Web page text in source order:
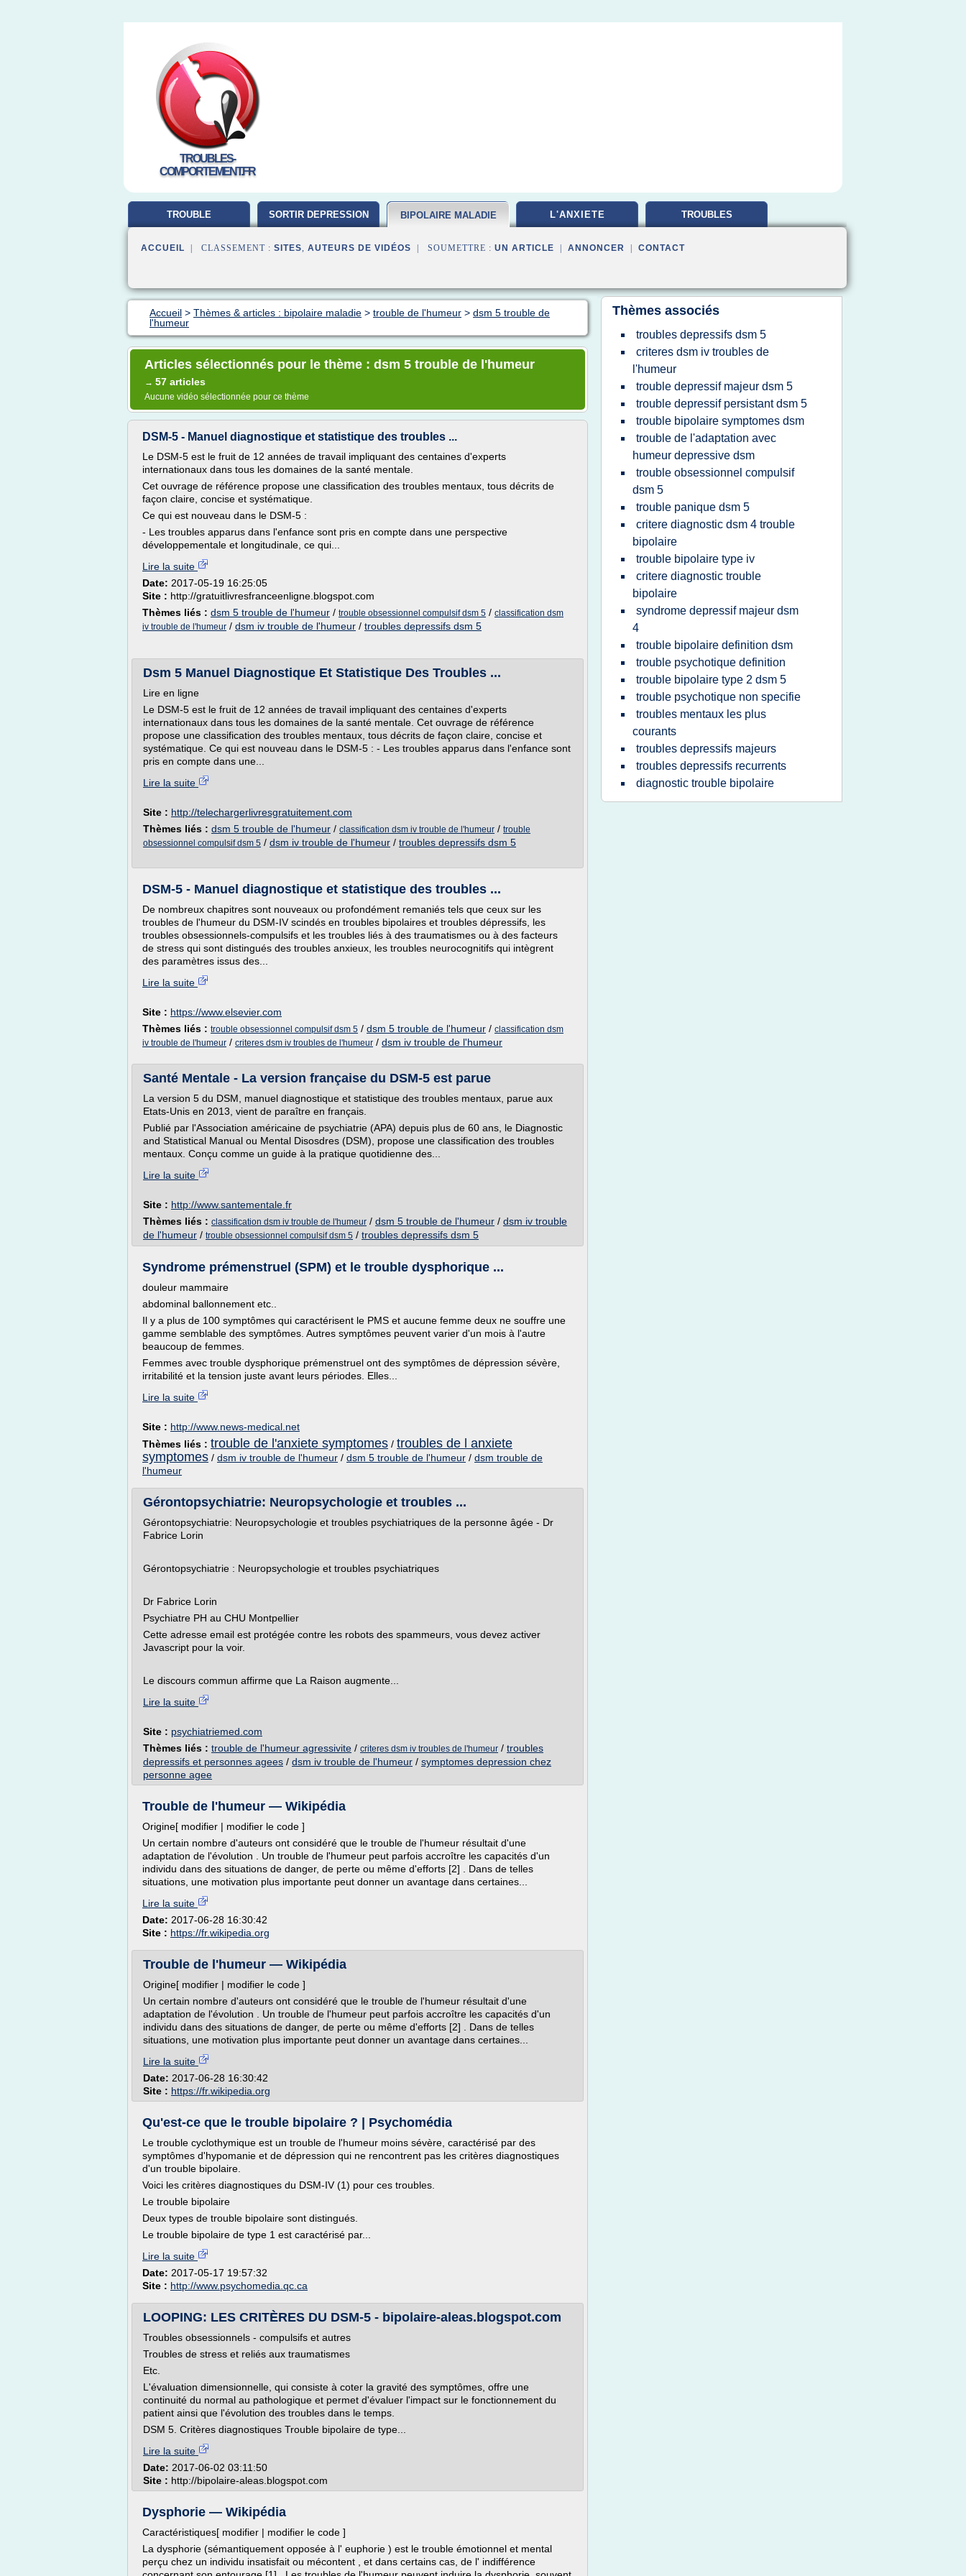
TROUBLES-
COMPORTEMENT.FR
TROUBLE SORTIR DEPRESSION BIPOLAIRE MALADIE L'ANXIETE TROUBLES
ACCUEIL | CLASSEMENT : SITES, AUTEURS DE VIDÉOS | SOUMETTRE : UN ARTICLE ANNONCER CONTACT
Accueil > Thèmes & articles : bipolaire maladie > trouble de l'humeur > dsm 5 trouble de
l'humeur
Articles sélectionnés pour le thème : dsm 5 trouble de l'humeur
→ 57 articles
Aucune vidéo sélectionnée pour ce thème
DSM-5 - Manuel diagnostique et statistique des troubles ...
Le DSM-5 est le fruit de 12 années de travail impliquant des centaines d'experts
internationaux dans tous les domaines de la santé mentale.
Cet ouvrage de référence propose une classification des troubles mentaux, tous décrits de
façon claire, concise et systématique.
Ce qui est nouveau dans le DSM-5 :
- Les troubles apparus dans l'enfance sont pris en compte dans une perspective
développementale et longitudinale, ce qui...
Lire la suite
Date: 2017-05-19 16:25:05
Site : http://gratuitlivresfranceenligne.blogspot.com
Thèmes liés : dsm 5 trouble de l'humeur / trouble obsessionnel compulsif dsm 5 / classification dsm
iv trouble de l'humeur / dsm iv trouble de l'humeur / troubles depressifs dsm 5
Dsm 5 Manuel Diagnostique Et Statistique Des Troubles ...
Lire en ligne
Le DSM-5 est le fruit de 12 années de travail impliquant des centaines d'experts
internationaux dans tous les domaines de la santé mentale. Cet ouvrage de référence
propose une classification des troubles mentaux, tous décrits de façon claire, concise et
systématique. Ce qui est nouveau dans le DSM-5 : - Les troubles apparus dans l'enfance sont
pris en compte dans une...
Lire la suite
Site : http://telechargerlivresgratuitement.com
Thèmes liés : dsm 5 trouble de l'humeur / classification dsm iv trouble de l'humeur / trouble
obsessionnel compulsif dsm 5 / dsm iv trouble de l'humeur / troubles depressifs dsm 5
DSM-5 - Manuel diagnostique et statistique des troubles ...
De nombreux chapitres sont nouveaux ou profondément remaniés tels que ceux sur les
troubles de l'humeur du DSM-IV scindés en troubles bipolaires et troubles dépressifs, les
troubles obsessionnels-compulsifs et les troubles liés à des traumatismes ou à des facteurs
de stress qui sont distingués des troubles anxieux, les troubles neurocognitifs qui intègrent
des paramètres issus des...
Lire la suite
Site : https://www.elsevier.com
Thèmes liés : trouble obsessionnel compulsif dsm 5 / dsm 5 trouble de l'humeur / classification dsm
iv trouble de l'humeur / criteres dsm iv troubles de l'humeur / dsm iv trouble de l'humeur
Santé Mentale - La version française du DSM-5 est parue
La version 5 du DSM, manuel diagnostique et statistique des troubles mentaux, parue aux
Etats-Unis en 2013, vient de paraître en français.
Publié par l'Association américaine de psychiatrie (APA) depuis plus de 60 ans, le Diagnostic
and Statistical Manual ou Mental Disosdres (DSM), propose une classification des troubles
mentaux. Conçu comme un guide à la pratique quotidienne des...
Lire la suite
Site : http://www.santementale.fr
Thèmes liés : classification dsm iv trouble de l'humeur / dsm 5 trouble de l'humeur / dsm iv trouble
de l'humeur / trouble obsessionnel compulsif dsm 5 / troubles depressifs dsm 5
Syndrome prémenstruel (SPM) et le trouble dysphorique ...
douleur mammaire
abdominal ballonnement etc..
Il y a plus de 100 symptômes qui caractérisent le PMS et aucune femme deux ne souffre une
gamme semblable des symptômes. Autres symptômes peuvent varier d'un mois à l'autre
beaucoup de femmes.
Femmes avec trouble dysphorique prémenstruel ont des symptômes de dépression sévère,
irritabilité et la tension juste avant leurs périodes. Elles...
Lire la suite
Site : http://www.news-medical.net
Thèmes liés : trouble de l'anxiete symptomes / troubles de l anxiete
symptomes / dsm iv trouble de l'humeur / dsm 5 trouble de l'humeur / dsm trouble de
l'humeur
Gérontopsychiatrie: Neuropsychologie et troubles ...
Gérontopsychiatrie: Neuropsychologie et troubles psychiatriques de la personne âgée - Dr
Fabrice Lorin
Gérontopsychiatrie : Neuropsychologie et troubles psychiatriques
Dr Fabrice Lorin
Psychiatre PH au CHU Montpellier
Cette adresse email est protégée contre les robots des spammeurs, vous devez activer
Javascript pour la voir.
Le discours commun affirme que La Raison augmente...
Lire la suite
Site : psychiatriemed.com
Thèmes liés : trouble de l'humeur agressivite / criteres dsm iv troubles de l'humeur / troubles
depressifs et personnes agees / dsm iv trouble de l'humeur / symptomes depression chez
personne agee
Trouble de l'humeur — Wikipédia
Origine[ modifier | modifier le code ]
Un certain nombre d'auteurs ont considéré que le trouble de l'humeur résultait d'une
adaptation de l'évolution . Un trouble de l'humeur peut parfois accroître les capacités d'un
individu dans des situations de danger, de perte ou même d'efforts [2] . Dans de telles
situations, une motivation plus importante peut donner un avantage dans certaines...
Lire la suite
Date: 2017-06-28 16:30:42
Site : https://fr.wikipedia.org
Trouble de l'humeur — Wikipédia
Origine[ modifier | modifier le code ]
Un certain nombre d'auteurs ont considéré que le trouble de l'humeur résultait d'une
adaptation de l'évolution . Un trouble de l'humeur peut parfois accroître les capacités d'un
individu dans des situations de danger, de perte ou même d'efforts [2] . Dans de telles
situations, une motivation plus importante peut donner un avantage dans certaines...
Lire la suite
Date: 2017-06-28 16:30:42
Site : https://fr.wikipedia.org
Qu'est-ce que le trouble bipolaire ? | Psychomédia
Le trouble cyclothymique est un trouble de l'humeur moins sévère, caractérisé par des
symptômes d'hypomanie et de dépression qui ne rencontrent pas les critères diagnostiques
d'un trouble bipolaire.
Voici les critères diagnostiques du DSM-IV (1) pour ces troubles.
Le trouble bipolaire
Deux types de trouble bipolaire sont distingués.
Le trouble bipolaire de type 1 est caractérisé par...
Lire la suite
Date: 2017-05-17 19:57:32
Site : http://www.psychomedia.qc.ca
LOOPING: LES CRITÈRES DU DSM-5 - bipolaire-aleas.blogspot.com
Troubles obsessionnels - compulsifs et autres
Troubles de stress et reliés aux traumatismes
Etc.
L'évaluation dimensionnelle, qui consiste à coter la gravité des symptômes, offre une
continuité du normal au pathologique et permet d'évaluer l'impact sur le fonctionnement du
patient ainsi que l'évolution des troubles dans le temps.
DSM 5. Critères diagnostiques Trouble bipolaire de type...
Lire la suite
Date: 2017-06-02 03:11:50
Site : http://bipolaire-aleas.blogspot.com
Dysphorie — Wikipédia
Caractéristiques[ modifier | modifier le code ]
La dysphorie (sémantiquement opposée à l' euphorie ) est le trouble émotionnel et mental
perçu chez un individu insatisfait ou mécontent , et dans certains cas, de l' indifférence
Thèmes associés
troubles depressifs dsm 5
criteres dsm iv troubles de
l'humeur
trouble depressif majeur dsm 5
trouble depressif persistant dsm 5
trouble bipolaire symptomes dsm
trouble de l'adaptation avec
humeur depressive dsm
trouble obsessionnel compulsif
dsm 5
trouble panique dsm 5
critere diagnostic dsm 4 trouble
bipolaire
trouble bipolaire type iv
critere diagnostic trouble
bipolaire
syndrome depressif majeur dsm
4
trouble bipolaire definition dsm
trouble psychotique definition
trouble bipolaire type 2 dsm 5
trouble psychotique non specifie
troubles mentaux les plus
courants
troubles depressifs majeurs
troubles depressifs recurrents
diagnostic trouble bipolaire